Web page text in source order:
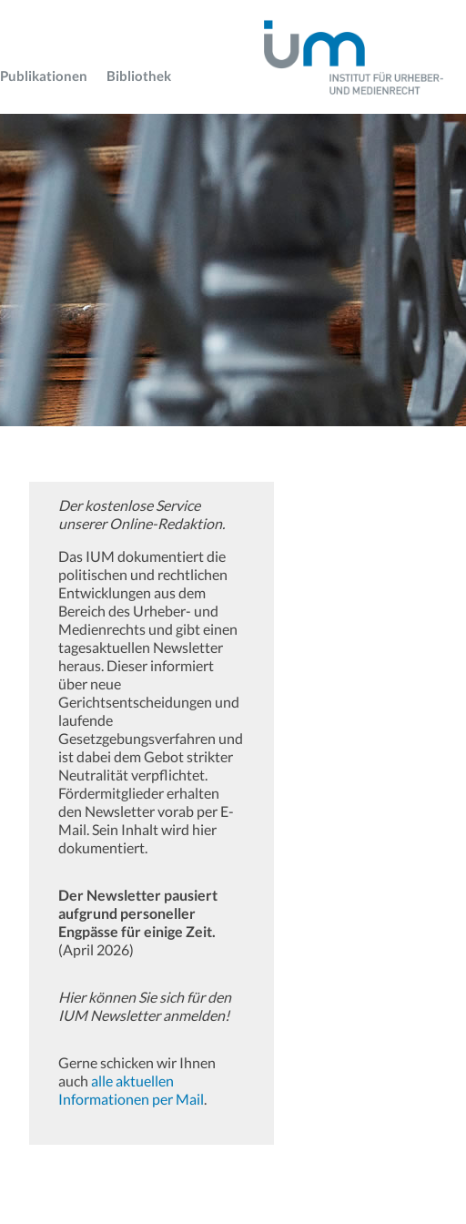
Publikationen Bibliothek
Der kostenlose Service
unserer Online-Redaktion.
Das IUM dokumentiert die
politischen und rechtlichen
Entwicklungen aus dem
Bereich des Urheber- und
Medienrechts und gibt einen
tagesaktuellen Newsletter
heraus. Dieser informiert
über neue
Gerichtsentscheidungen und
laufende
Gesetzgebungsverfahren und
ist dabei dem Gebot strikter
Neutralität verpflichtet.
Fördermitglieder erhalten
den Newsletter vorab per E-
Mail. Sein Inhalt wird hier
dokumentiert.
Der Newsletter pausiert
aufgrund personeller
Engpässe für einige Zeit.
(April 2026)
Hier können Sie sich für den
IUM Newsletter anmelden!
Gerne schicken wir Ihnen
auch alle aktuellen
Informationen per Mail.